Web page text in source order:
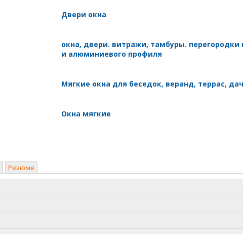
Двери окна
окна, двери. витражи, тамбуры. перегородки
и алюминиевого профиля
Мягкие окна для беседок, веранд, террас,
Окна мягкие
Резюме